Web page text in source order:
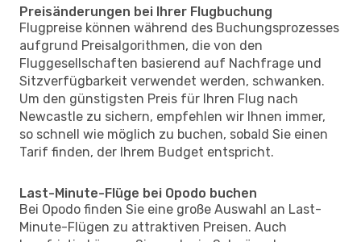
Preisänderungen bei Ihrer Flugbuchung
Flugpreise können während des Buchungsprozesses
aufgrund Preisalgorithmen, die von den
Fluggesellschaften basierend auf Nachfrage und
Sitzverfügbarkeit verwendet werden, schwanken.
Um den günstigsten Preis für Ihren Flug nach
Newcastle zu sichern, empfehlen wir Ihnen immer,
so schnell wie möglich zu buchen, sobald Sie einen
Tarif finden, der Ihrem Budget entspricht.
Last-Minute-Flüge bei Opodo buchen
Bei Opodo finden Sie eine große Auswahl an Last-
Minute-Flügen zu attraktiven Preisen. Auch